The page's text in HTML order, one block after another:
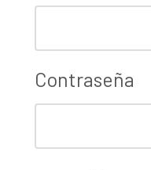
Contraseña